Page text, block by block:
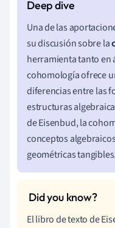
Una de las
su discusión sobre la
herramienta tanto en
cohomología ofrece
diferencias entre las
estructuras
de Eisenbud, la
conceptos
geométricas tangibles.
El libro de texto de